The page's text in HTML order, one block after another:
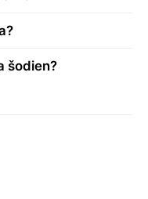
šodien?